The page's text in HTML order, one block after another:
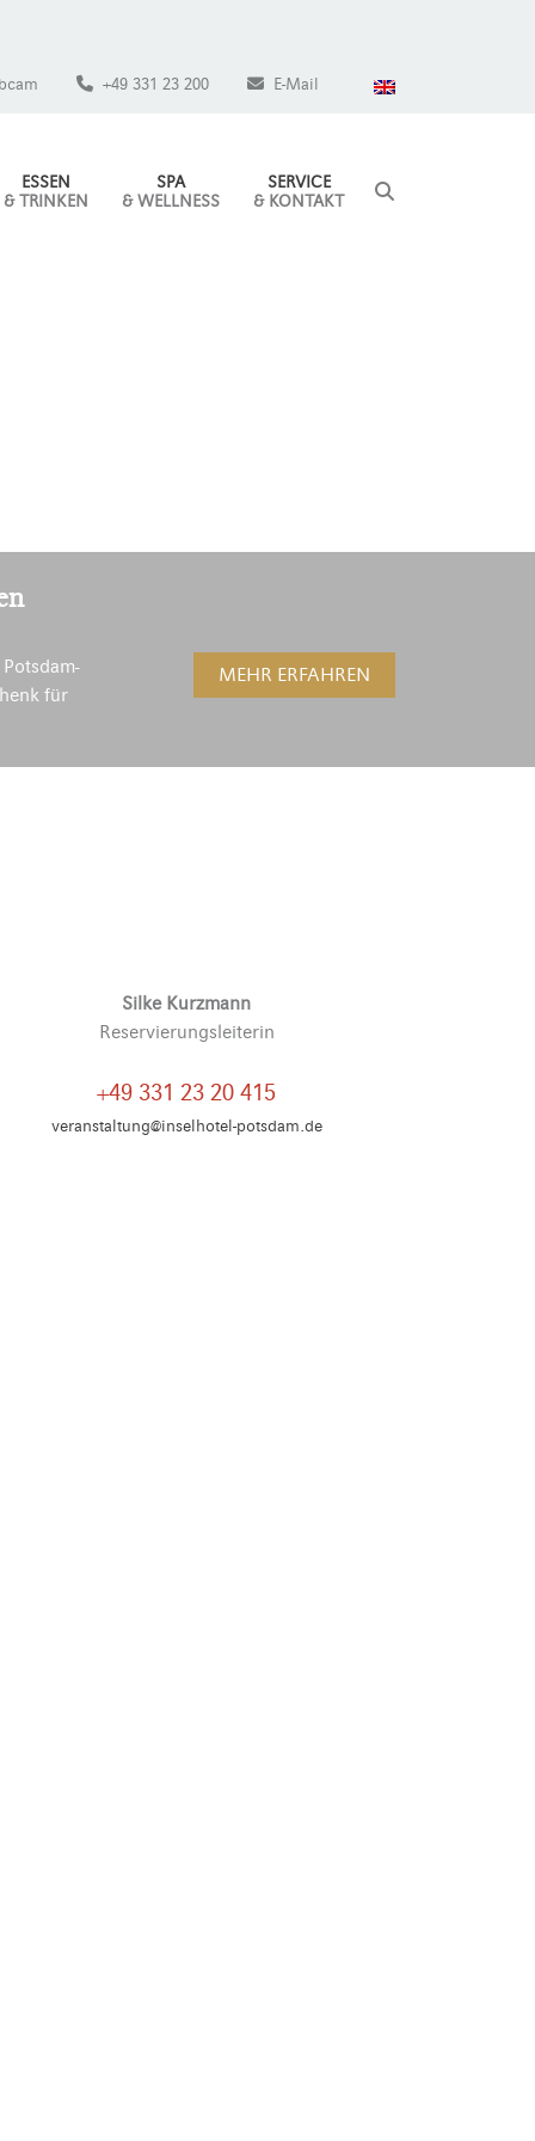
+49 331 23 200 E-Mail
ESSEN
& TRINKEN
SPA
& WELLNESS
SERVICE
& KONTAKT
für
MEHR ERFAHREN
Silke Kurzmann
Reservierungsleiterin
+49 331 23 20 415
veranstaltung@inselhotel-potsdam.de